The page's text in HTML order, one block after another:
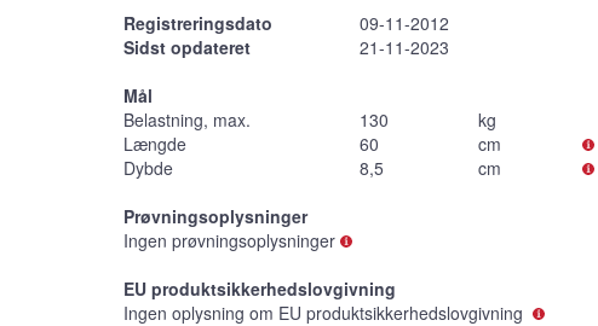
Registreringsdato
09-11-2012
Sidst opdateret
21-11-2023
Mål
Belastning, max.
130
kg
Længde
60
cm
Dybde
8,5
cm
Prøvningsoplysninger
Ingen prøvningsoplysninger
EU produktsikkerhedslovgivning
Ingen oplysning om EU produktsikkerhedslovgivning